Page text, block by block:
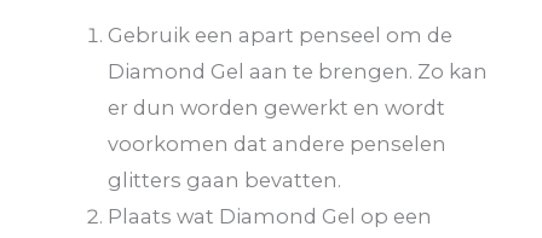
Gebruik een apart penseel om de
Diamond Gel aan te brengen. Zo kan
er dun worden gewerkt en wordt
voorkomen dat andere penselen
glitters gaan bevatten.
Plaats wat Diamond Gel op een